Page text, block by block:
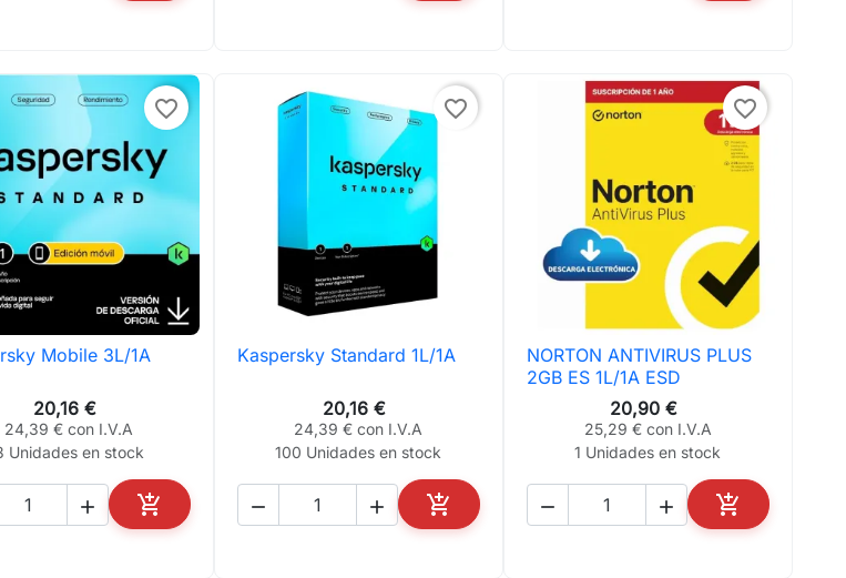
favorite_border
 Vista rápida
Mobile 3L/1A
20,16 €
24,39 € con I.V.A
Unidades en stock
 
AÑADIR AL CARRITO
favorite_border
 Vista rápida
Kaspersky Standard 1L/1A
20,16 €
24,39 € con I.V.A
100 Unidades en stock
  
AÑADIR AL CARRITO
favorite_border
 Vista rápida
NORTON ANTIVIRUS PLUS
2GB ES 1L/1A ESD
20,90 €
25,29 € con I.V.A
1 Unidades en stock
  
AÑADIR AL